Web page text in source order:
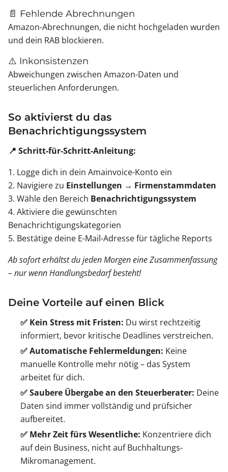
📄 Fehlende Abrechnungen
Amazon-Abrechnungen, die nicht hochgeladen wurden
und dein RAB blockieren.
⚠️ Inkonsistenzen
Abweichungen zwischen Amazon-Daten und
steuerlichen Anforderungen.
So aktivierst du das
Benachrichtigungssystem
📍 Schritt-für-Schritt-Anleitung:
1. Logge dich in dein Amainvoice-Konto ein
2. Navigiere zu Einstellungen → Firmenstammdaten
3. Wähle den Bereich Benachrichtigungssystem
4. Aktiviere die gewünschten
Benachrichtigungskategorien
5. Bestätige deine E-Mail-Adresse für tägliche Reports
Ab sofort erhältst du jeden Morgen eine Zusammenfassung
– nur wenn Handlungsbedarf besteht!
Deine Vorteile auf einen Blick
✅ Kein Stress mit Fristen: Du wirst rechtzeitig
informiert, bevor kritische Deadlines verstreichen.
✅ Automatische Fehlermeldungen: Keine
manuelle Kontrolle mehr nötig – das System
arbeitet für dich.
✅ Saubere Übergabe an den Steuerberater: Deine
Daten sind immer vollständig und prüfsicher
aufbereitet.
✅ Mehr Zeit fürs Wesentliche: Konzentriere dich
auf dein Business, nicht auf Buchhaltungs-
Mikromanagement.